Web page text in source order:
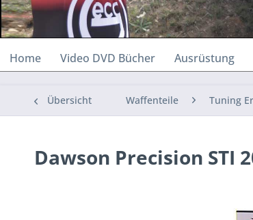
Home Video DVD Bücher Ausrüstung
Übersicht Waffenteile Tuning
Dawson Precision STI